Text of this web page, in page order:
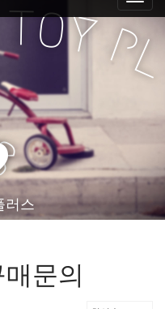
TOYP
러스
문의